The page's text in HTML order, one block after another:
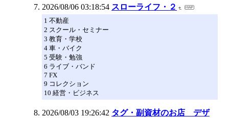
2026/08/06 03:18:54 スローライフ・２
1 不動産
2 スクール・セミナー
3 教育・学校
4 車・バイク
5 受験・勉強
6 ライブ・バンド
7 FX
9 コレクション
10 経営・ビジネス
2026/08/03 19:26:42 タグ・副資材のお店 デザ